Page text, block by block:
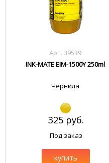
Арт. 39539
INK-MATE EIM-1500Y 250ml
Чернила
325 руб.
Под заказ
купить